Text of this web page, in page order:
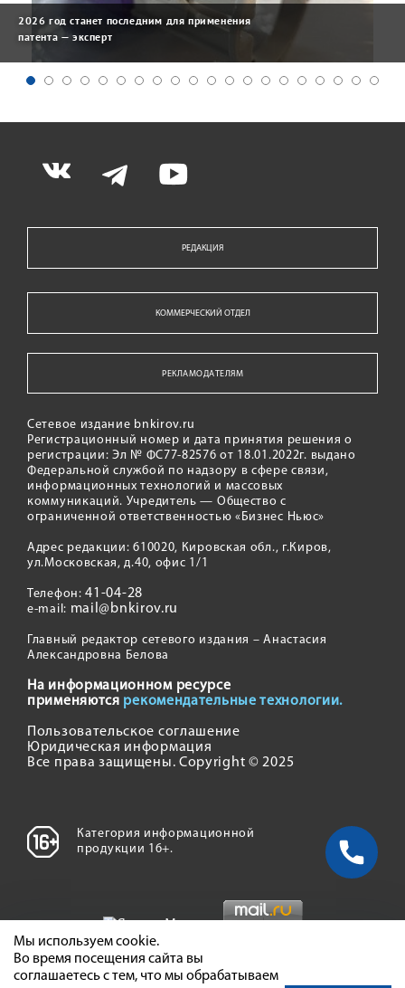
2026 год станет последним для применения
патента — эксперт
РЕДАКЦИЯ
КОММЕРЧЕСКИЙ ОТДЕЛ
РЕКЛАМОДАТЕЛЯМ
Сетевое издание bnkirov.ru
Регистрационный номер и дата принятия решения о
регистрации: Эл № ФС77-82576 от 18.01.2022г. выдано
Федеральной службой по надзору в сфере связи,
информационных технологий и массовых
коммуникаций. Учредитель — Общество с
ограниченной ответственностью «Бизнес Ньюс»
Адрес редакции: 610020, Кировская обл., г.Киров,
ул.Московская, д.40, офис 1/1
Телефон:41-04-28
e-mail: mail@bnkirov.ru
Главный редактор сетевого издания – Анастасия
Александровна Белова
На информационном ресурсе
применяются рекомендательные технологии.
Пользовательское соглашение
Юридическая информация
Все права защищены. Copyright © 2025
Категория информационной
продукции 16+.
Мы используем cookie.
Во время посещения сайта вы
соглашаетесь с тем, что мы обрабатываем